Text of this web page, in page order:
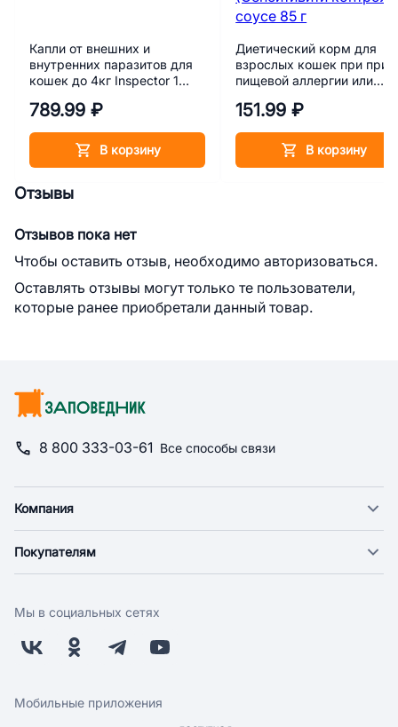
Капли от внешних и
внутренних паразитов для
кошек до 4кг Inspector 1
789.99 ₽
В корзину
Диетический корм для
взрослых кошек при при
пищевой аллергии или
Royal Canin Sensitivity
контрол) в соусе 85 г
151.99 ₽
В корзину
Отзывы
Отзывов пока нет
Чтобы оставить отзыв, необходимо авторизоваться.
Оставлять отзывы могут только те пользователи,
которые ранее приобретали данный товар.
8 800 333-03-61 Все способы связи
Компания
Новости
Поставщикам
Заводчикам
Обратная связь
Покупателям
Оплата
Бонусная программа
Скидки и акции
Мы в социальных сетях
Мобильные приложения